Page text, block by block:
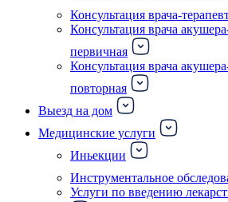
Консультация врача-
Консультация врача
первичная
Консультация врача
повторная
Выезд на дом
Медицинские услуги
Иньекции
Инструментальное
Услуги по введению